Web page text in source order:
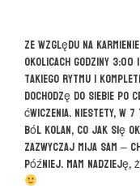
Ze względu na
okolicach godziny 3:00
takiego rytmu i
dochodzę do siebie po
ćwiczenia. Niestety, w
ból kolan, co jak się
Zazwyczaj mija sam –
później. Mam nadzieję,